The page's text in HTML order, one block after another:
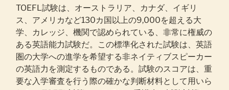
TOEFL試験は、オーストラリア、カナダ、イギリ
ス、アメリカなど130カ国以上の9,000を超える大
学、カレッジ、機関で認められている、非常に権威の
ある英語能力試験だ。この標準化された試験は、英語
圏の大学への進学を希望する非ネイティブスピーカー
の英語力を測定するものである。試験のスコアは、重
要な入学審査を行う際の確かな判断材料として用いら